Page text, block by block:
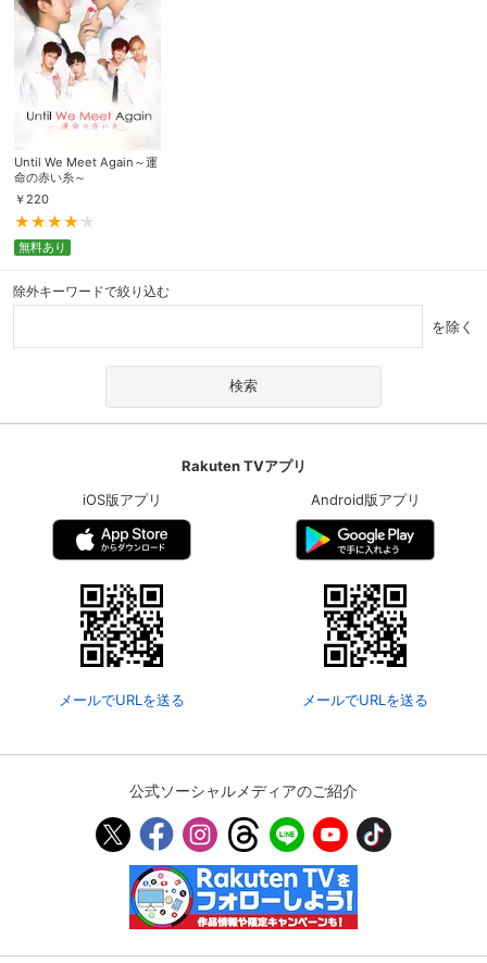
Until We Meet Again～運
命の赤い糸～
￥ 220
無料あり
除外キーワードで絞り込む
を除く
Rakuten TVアプリ
iOS版アプリ
メールでURLを送る
Android版アプリ
メールでURLを送る
公式ソーシャルメディアのご紹介